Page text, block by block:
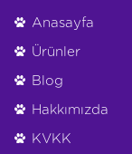
Anasayfa
Ürünler
Blog
Hakkımızda
KVKK